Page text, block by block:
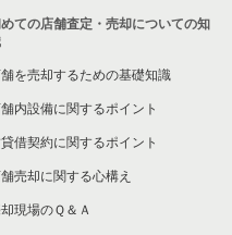
案件一覧
物件の案件一覧
物件の案件一覧
物件の案件一覧
件の案件一覧
ての店舗査定・売却についての知
を売却するための基礎知識
内設備に関するポイント
借契約に関するポイント
売却に関する心構え
現場のＱ＆Ａ